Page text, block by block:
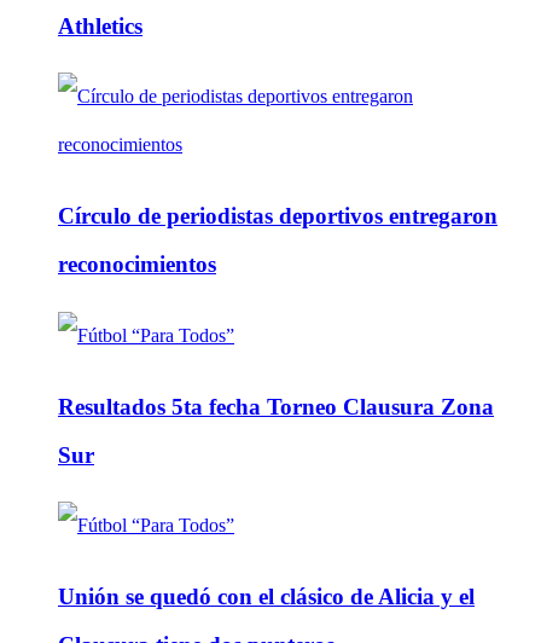
Athletics
Círculo de periodistas deportivos entregaron
reconocimientos
Resultados 5ta fecha Torneo Clausura Zona
Sur
Unión se quedó con el clásico de Alicia y el